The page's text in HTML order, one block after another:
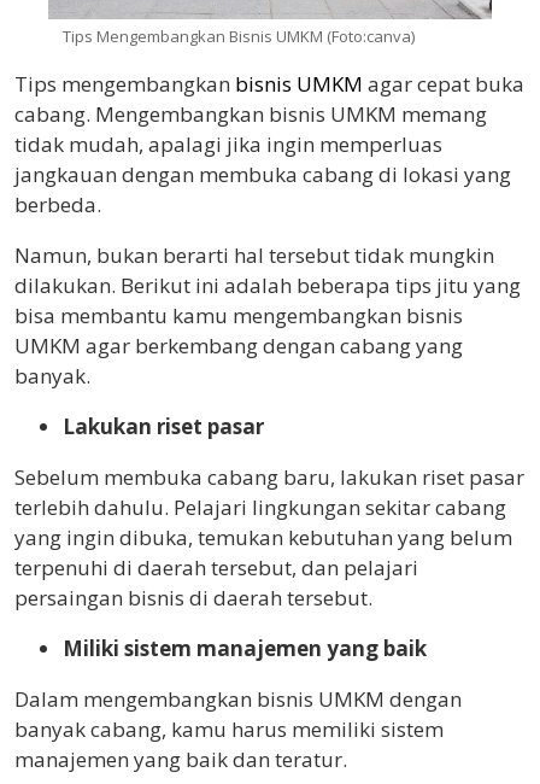
Tips Mengembangkan Bisnis UMKM (Foto:canva)
Tips mengembangkan bisnis UMKM agar cepat buka
cabang. Mengembangkan bisnis UMKM memang
tidak mudah, apalagi jika ingin memperluas
jangkauan dengan membuka cabang di lokasi yang
berbeda.
Namun, bukan berarti hal tersebut tidak mungkin
dilakukan. Berikut ini adalah beberapa tips jitu yang
bisa membantu kamu mengembangkan bisnis
UMKM agar berkembang dengan cabang yang
banyak.
Lakukan riset pasar
Sebelum membuka cabang baru, lakukan riset pasar
terlebih dahulu. Pelajari lingkungan sekitar cabang
yang ingin dibuka, temukan kebutuhan yang belum
terpenuhi di daerah tersebut, dan pelajari
persaingan bisnis di daerah tersebut.
Miliki sistem manajemen yang baik
Dalam mengembangkan bisnis UMKM dengan
banyak cabang, kamu harus memiliki sistem
manajemen yang baik dan teratur.